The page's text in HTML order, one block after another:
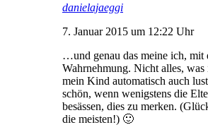
danielajaeggi
7. Januar 2015 um 12:22 Uhr
…und genau das meine ich, mit
Wahrnehmung. Nicht alles,
mein Kind automatisch auch
schön, wenn wenigstens die
besässen, dies zu merken.
die meisten!) 🙂